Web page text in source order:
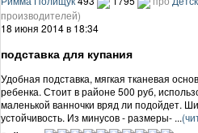
производителей)
18 июня 2014 в 18:34
подставка для купания
Удобная подставка, мягкая тканевая
ребенка. Стоит в районе 500 руб,
маленькой ванночки вряд ли подойдет.
устойчивость. Из минусов - размеры- ...